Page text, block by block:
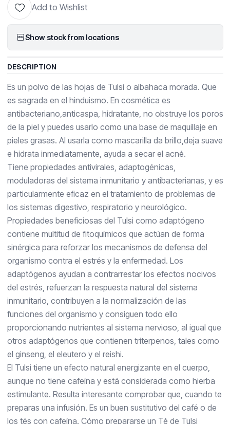
Add to Wishlist
Show stock from locations
DESCRIPTION
Es un polvo de las hojas de Tulsi o albahaca morada. Que
es sagrada en el hinduismo. En cosmética es
antibacteriano,anticaspa, hidratante, no obstruye los poros
de la piel y puedes usarlo como una base de maquillaje en
pieles grasas. Al usarla como mascarilla da brillo,deja suave
e hidrata inmediatamente, ayuda a secar el acné.
Tiene propiedades antivirales, adaptogénicas,
moduladoras del sistema inmunitario y antibacterianas, y es
particularmente eficaz en el tratamiento de problemas de
los sistemas digestivo, respiratorio y neurológico.
Propiedades beneficiosas del Tulsi como adaptógeno
contiene multitud de fitoquímicos que actúan de forma
sinérgica para reforzar los mecanismos de defensa del
organismo contra el estrés y la enfermedad. Los
adaptógenos ayudan a contrarrestar los efectos nocivos
del estrés, refuerzan la respuesta natural del sistema
inmunitario, contribuyen a la normalización de las
funciones del organismo y consiguen todo ello
proporcionando nutrientes al sistema nervioso, al igual que
otros adaptógenos que contienen triterpenos, tales como
el ginseng, el eleutero y el reishi.
El Tulsi tiene un efecto natural energizante en el cuerpo,
aunque no tiene cafeína y está considerada como hierba
estimulante. Resulta interesante comprobar que, cuando te
preparas una infusión. Es un buen sustitutivo del café o de
los tés con cafeína. Cómo prepararse un Té de Tulsi